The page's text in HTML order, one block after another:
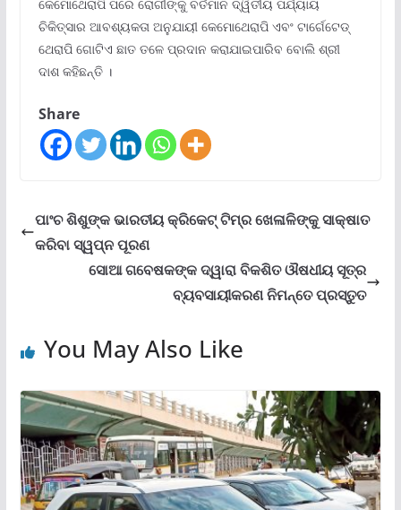
କେମୋଥେରାପି ପରେ ରୋଗୀଙ୍କୁ ବର୍ତମାନ ଦ୍ୱିତୀୟ ପର୍ଯ୍ୟାୟ
ଚିକିତ୍ସାର ଆବଶ୍ୟକତା ଅନୁଯାୟୀ କେମୋଥେରାପି ଏବଂ ଟାର୍ଗେଟେଡ୍
ଥେରାପି ଗୋଟିଏ ଛାତ ତଳେ ପ୍ରଦାନ କରାଯାଇପାରିବ ବୋଲି ଶ୍ରୀ
ଦାଶ କହିଛନ୍ତି ।
Share
ପାଂଚ ଶିଶୁଙ୍କ ଭାରତୀୟ କ୍ରିକେଟ୍ ଟିମ୍‌ର ଖେଳାଳିଙ୍କୁ ସାକ୍ଷାତ
କରିବା ସ୍ୱପ୍ନ ପୂରଣ
ସୋଆ ଗବେଷକଙ୍କ ଦ୍ୱାରା ବିକଶିତ ଔଷଧୀୟ ସୂତ୍ର
ବ୍ୟବସାୟୀକରଣ ନିମନ୍ତେ ପ୍ରସ୍ତୁତ
You May Also Like